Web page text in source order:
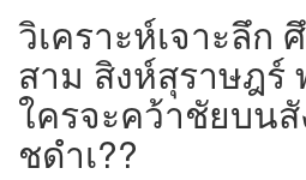
วิเคราะห์เจาะลึก
สาม สิงห์สุราษฎร์
ใครจะคว้าชัยบนสั
ชดำเ??